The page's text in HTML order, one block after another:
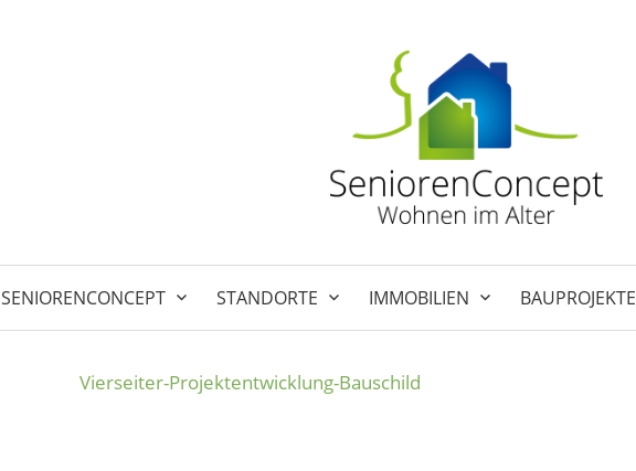
SENIORENCONCEPT STANDORTE IMMOBILIEN BAUPROJEKTE
Vierseiter-Projektentwicklung-Bauschild